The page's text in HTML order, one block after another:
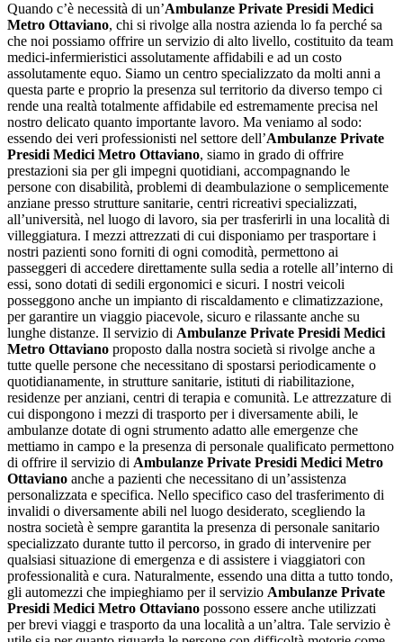
Quando c’è necessità di un’Ambulanze Private Presidi Medici
Metro Ottaviano, chi si rivolge alla nostra azienda lo fa perché sa
che noi possiamo offrire un servizio di alto livello, costituito da team
medici-infermieristici assolutamente affidabili e ad un costo
assolutamente equo. Siamo un centro specializzato da molti anni a
questa parte e proprio la presenza sul territorio da diverso tempo ci
rende una realtà totalmente affidabile ed estremamente precisa nel
nostro delicato quanto importante lavoro. Ma veniamo al sodo:
essendo dei veri professionisti nel settore dell’Ambulanze Private
Presidi Medici Metro Ottaviano, siamo in grado di offrire
prestazioni sia per gli impegni quotidiani, accompagnando le
persone con disabilità, problemi di deambulazione o semplicemente
anziane presso strutture sanitarie, centri ricreativi specializzati,
all’università, nel luogo di lavoro, sia per trasferirli in una località di
villeggiatura. I mezzi attrezzati di cui disponiamo per trasportare i
nostri pazienti sono forniti di ogni comodità, permettono ai
passeggeri di accedere direttamente sulla sedia a rotelle all’interno di
essi, sono dotati di sedili ergonomici e sicuri. I nostri veicoli
posseggono anche un impianto di riscaldamento e climatizzazione,
per garantire un viaggio piacevole, sicuro e rilassante anche su
lunghe distanze. Il servizio di Ambulanze Private Presidi Medici
Metro Ottaviano proposto dalla nostra società si rivolge anche a
tutte quelle persone che necessitano di spostarsi periodicamente o
quotidianamente, in strutture sanitarie, istituti di riabilitazione,
residenze per anziani, centri di terapia e comunità. Le attrezzature di
cui dispongono i mezzi di trasporto per i diversamente abili, le
ambulanze dotate di ogni strumento adatto alle emergenze che
mettiamo in campo e la presenza di personale qualificato permettono
di offrire il servizio di Ambulanze Private Presidi Medici Metro
Ottaviano anche a pazienti che necessitano di un’assistenza
personalizzata e specifica. Nello specifico caso del trasferimento di
invalidi o diversamente abili nel luogo desiderato, scegliendo la
nostra società è sempre garantita la presenza di personale sanitario
specializzato durante tutto il percorso, in grado di intervenire per
qualsiasi situazione di emergenza e di assistere i viaggiatori con
professionalità e cura. Naturalmente, essendo una ditta a tutto tondo,
gli automezzi che impieghiamo per il servizio Ambulanze Private
Presidi Medici Metro Ottaviano possono essere anche utilizzati
per brevi viaggi e trasporto da una località a un’altra. Tale servizio è